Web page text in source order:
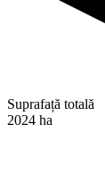
Suprafață totală
2024 ha